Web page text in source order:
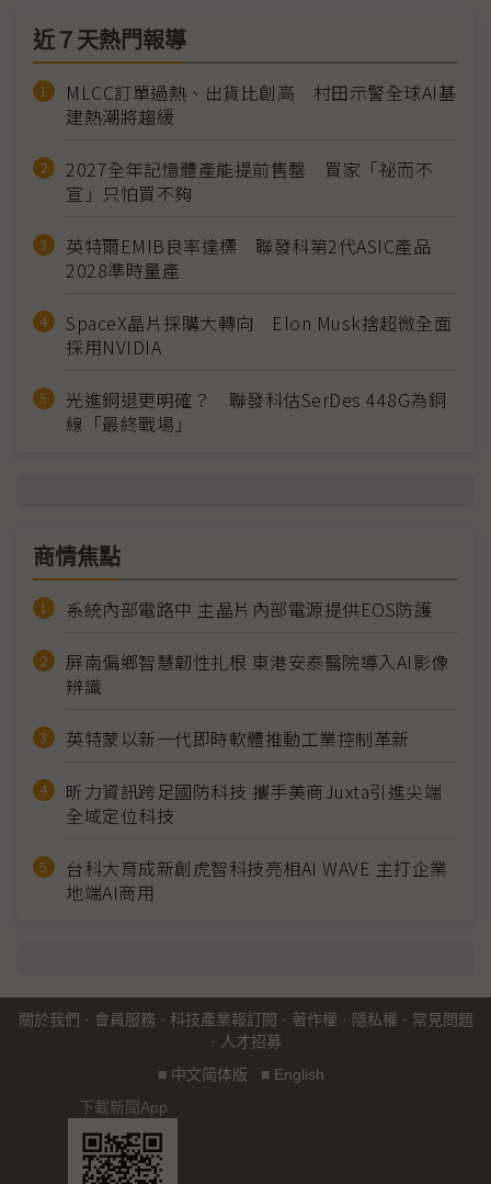
近７天熱門報導
MLCC訂單過熱、出貨比創高 村田示警全球AI基
建熱潮將趨緩
2027全年記憶體產能提前售罄 買家「祕而不
宣」只怕買不夠
英特爾EMIB良率達標 聯發科第2代ASIC產品
2028準時量產
SpaceX晶片採購大轉向 Elon Musk捨超微全面
採用NVIDIA
光進銅退更明確？ 聯發科估SerDes 448G為銅
線「最終戰場」
商情焦點
系統內部電路中 主晶片內部電源提供EOS防護
屏南偏鄉智慧韌性扎根 東港安泰醫院導入AI影像
辨識
英特蒙以新一代即時軟體推動工業控制革新
昕力資訊跨足國防科技 攜手美商Juxta引進尖端
全域定位科技
台科大育成新創虎智科技亮相AI WAVE 主打企業
地端AI商用
關於我們 · 會員服務 · 科技產業報訂閱 · 著作權 · 隱私權 · 常見問題
· 人才招募
■ 中文简体版 ■ English
下載新聞App